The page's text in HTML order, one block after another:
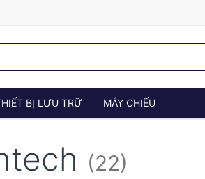
BỊ LƯU TRỮ MÁY CHIẾU
(22)